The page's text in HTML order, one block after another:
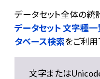
データセット全体の統
データセット 文字種一
タベース検索をご利用
文字またはUnicode